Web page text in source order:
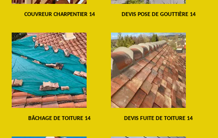
COUVREUR CHARPENTIER 14 DEVIS POSE DE GOUTTIÈRE 14
BÂCHAGE DE TOITURE 14 DEVIS FUITE DE TOITURE 14